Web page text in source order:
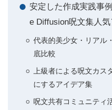
安定した作成実践事
e Diffusion呪文集人
代表的美少女・リアル
底比較
上級者による呪文カ
にするアイデア集
呪文共有コミュニティ